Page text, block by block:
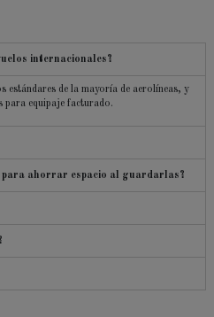
internacionales?
estándares de la mayoría de aerolíneas, y
para equipaje facturado.
para ahorrar espacio al guardarlas?